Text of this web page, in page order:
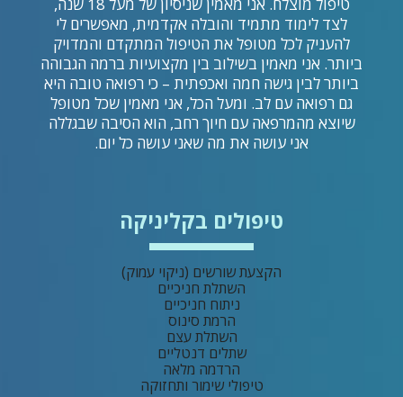
טיפול מוצלח. אני מאמין שניסיון של מעל 18 שנה,
לצד לימוד מתמיד והובלה אקדמית, מאפשרים לי
להעניק לכל מטופל את הטיפול המתקדם והמדויק
ביותר. אני מאמין בשילוב בין מקצועיות ברמה הגבוהה
ביותר לבין גישה חמה ואכפתית – כי רפואה טובה היא
גם רפואה עם לב. ומעל הכל, אני מאמין שכל מטופל
שיוצא מהמרפאה עם חיוך רחב, הוא הסיבה שבגללה
אני עושה את מה שאני עושה כל יום.
טיפולים בקליניקה
הקצעת שורשים (ניקוי עמוק)
השתלת חניכיים
ניתוח חניכיים
הרמת סינוס
השתלת עצם
שתלים דנטליים
הרדמה מלאה
טיפולי שימור ותחזוקה